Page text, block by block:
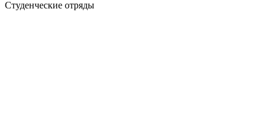
Студенческие отряды